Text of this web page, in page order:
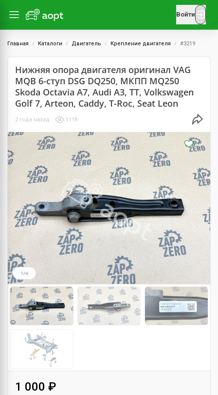
Войти
Главная Каталоги Двигатель Крепление двигателя #3219
Нижняя опора двигателя оригинал VAG
MQB 6-ступ DSG DQ250, МКПП MQ250
Skoda Octavia A7, Audi A3, TT, Volkswagen
Golf 7, Arteon, Caddy, T-Roc, Seat Leon
2 года назад 1118
1/4
1 000 ₽